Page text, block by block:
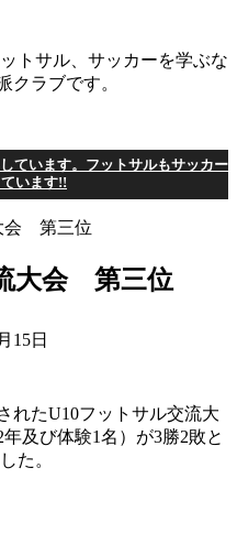
トサル、サッカーを学ぶな
クラブです。
ています。フットサルもサッカー
います!!
大会 第三位
15日
れたU10フットサル交流大
及び体験1名）が3勝2敗と
た。